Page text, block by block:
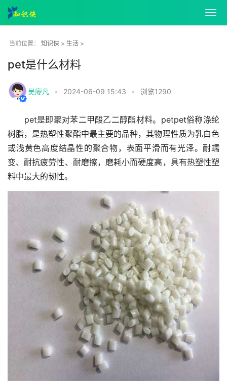
当前位置： 知识侠 > 生活 >
pet是什么材料
吴廖凡 • 2024-06-09 15:43 • 浏览1290
pet是即聚对苯二甲酸乙二醇酯材料。petpet俗称涤纶
树脂，是热塑性聚酯中最主要的品种，其物理性质为乳白色
或浅黄色高度结晶性的聚合物，表面平滑而有光泽。耐蠕
变、耐抗疲劳性、耐磨擦，磨耗小而硬度高，具有热塑性塑
料中最大的韧性。